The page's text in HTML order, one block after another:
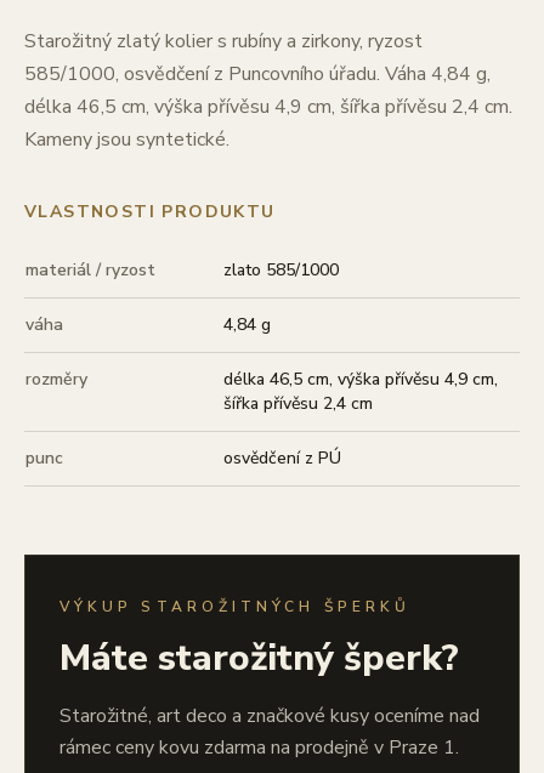
Starožitný zlatý kolier s rubíny a zirkony, ryzost
585/1000, osvědčení z Puncovního úřadu. Váha 4,84 g,
délka 46,5 cm, výška přívěsu 4,9 cm, šířka přívěsu 2,4 cm.
Kameny jsou syntetické.
VLASTNOSTI PRODUKTU
materiál / ryzost zlato 585/1000
váha 4,84 g
rozměry
délka 46,5 cm, výška přívěsu 4,9 cm,
šířka přívěsu 2,4 cm
punc osvědčení z PÚ
VÝKUP STAROŽITNÝCH ŠPERKŮ
Máte starožitný šperk?
Starožitné, art deco a značkové kusy oceníme nad
rámec ceny kovu zdarma na prodejně v Praze 1.